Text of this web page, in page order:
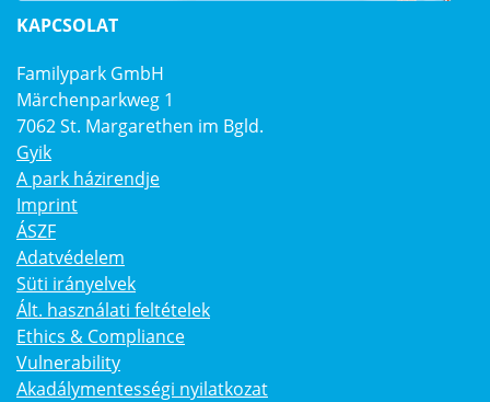
KAPCSOLAT
Familypark GmbH
Märchenparkweg 1
7062 St. Margarethen im Bgld.
Gyik
A park házirendje
Imprint
ÁSZF
Adatvédelem
Süti irányelvek
Ált. használati feltételek
Ethics & Compliance
Vulnerability
Akadálymentességi nyilatkozat